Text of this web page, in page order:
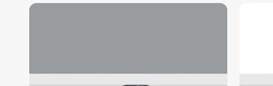
Zum
springen